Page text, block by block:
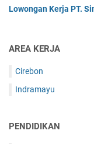
Lowongan Kerja PT.
AREA KERJA
Cirebon
Indramayu
PENDIDIKAN